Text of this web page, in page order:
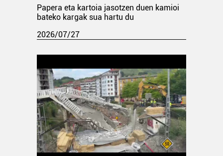
Papera eta kartoia jasotzen duen kamioi
bateko kargak sua hartu du
2026/07/27